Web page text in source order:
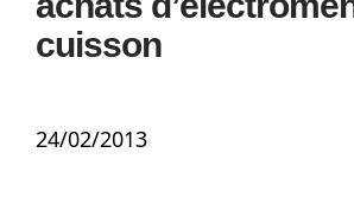
cuisson
24/02/2013